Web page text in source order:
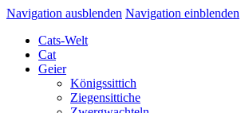
Navigation ausblenden Navigation einblenden
Cats-Welt
Cat
Geier
Königssittich
Ziegensittiche